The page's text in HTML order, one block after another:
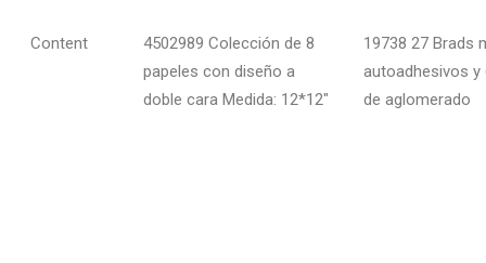
Content
4502989 Colección de 8
papeles con diseño a
doble cara Medida: 12*12"
19738 27 Brads
autoadhesivos y
de aglomerado